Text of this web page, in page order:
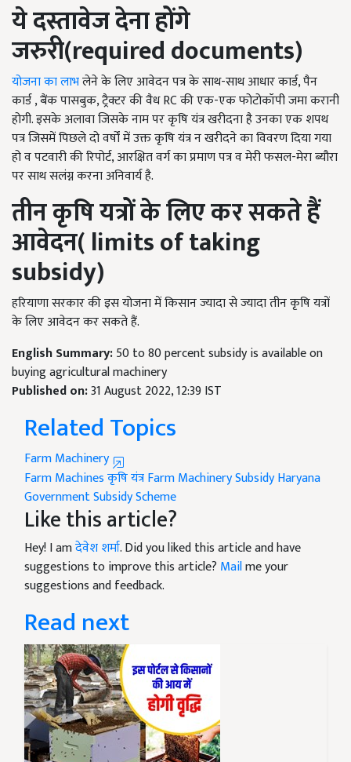
ये दस्तावेज देना होंगे
जरुरी(required documents)
योजना का लाभलेने के लिए आवेदन पत्र के साथ-साथ आधार कार्ड, पैन
कार्ड , बैंक पासबुक, ट्रैक्टर की वैध RC की एक-एक फोटोकॉपी जमा करानी
होगी. इसके अलावा जिसके नाम पर कृषि यंत्र खरीदना है उनका एक शपथ
पत्र जिसमें पिछले दो वर्षों में उक्त कृषि यंत्र न खरीदने का विवरण दिया गया
हो व पटवारी की रिपोर्ट, आरक्षित वर्ग का प्रमाण पत्र व मेरी फसल-मेरा ब्यौरा
पर साथ सलंग्न करना अनिवार्य है.
तीन कृषि यत्रों के लिए कर सकते हैं
आवेदन( limits of taking
subsidy)
हरियाणा सरकार की इस योजना में किसान ज्यादा से ज्यादा तीन कृषि यत्रों
के लिए आवेदन कर सकते हैं.
English Summary:50 to 80 percent subsidy is available on
buying agricultural machinery
Published on:31 August 2022, 12:39 IST
Related Topics
Farm Machinery
Farm Machinesकृषि यंत्रFarm Machinery SubsidyHaryana
GovernmentSubsidy Scheme
Like this article?
Hey! I amदेवेश शर्मा. Did you liked this article and have
suggestions to improve this article? Mailme your
suggestions and feedback.
Read next